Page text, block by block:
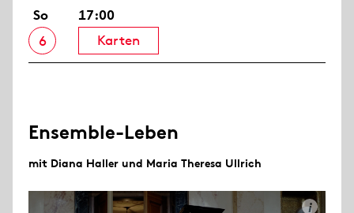
So
6
17:00
Karten
Ensemble-Leben
mit Diana Haller und Maria Theresa Ullrich
i